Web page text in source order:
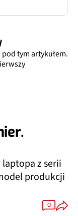
tym artykułem.
laptopa z serii
produkcji
0